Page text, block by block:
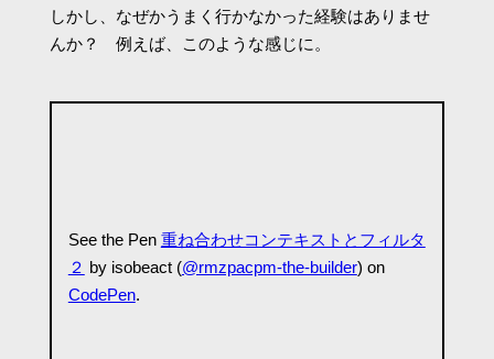
しかし、なぜかうまく行かなかった経験はありませ
んか？ 例えば、このような感じに。
See the Pen 重ね合わせコンテキストとフィルタ
２ by isobeact (@rmzpacpm-the-builder) on
CodePen.